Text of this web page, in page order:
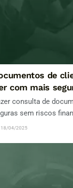
de
com mais
consulta de
sem riscos
18/04/2025